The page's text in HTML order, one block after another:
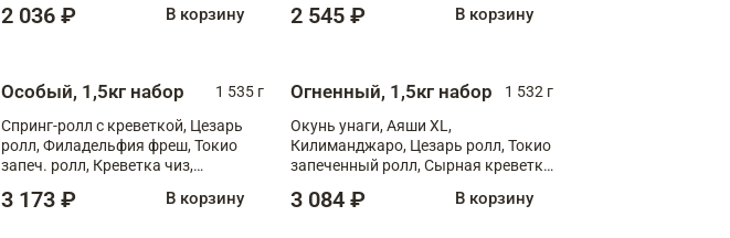
2 036 ₽ В корзину
XL, запеч. ролл Крабик Хот
2 545 ₽ В корзину
Особый, 1,5кг набор
1 535 г
Спринг-ролл с креветкой, Цезарь
ролл, Филадельфия фреш, Токио
запеч. ролл, Креветка чиз,
Флорида
3 173 ₽ В корзину
Огненный, 1,5кг набор
1 532 г
Окунь унаги, Аяши XL,
Килиманджаро, Цезарь ролл, Токио
запеченный ролл, Сырная креветка
3 084 ₽ В корзину